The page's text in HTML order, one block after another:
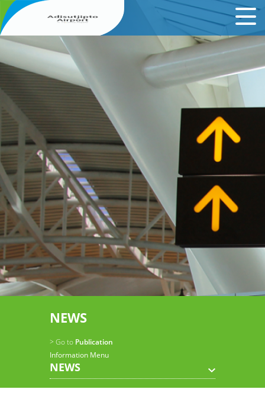
NEWS
> Go to Publication
Information Menu
NEWS